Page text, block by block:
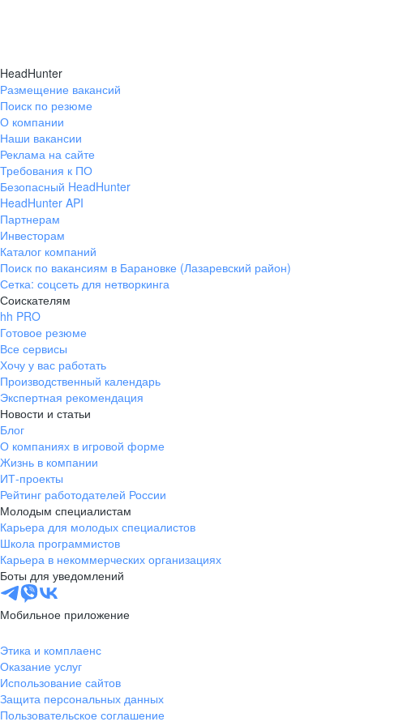
HeadHunter
Размещение вакансий
Поиск по резюме
О компании
Наши вакансии
Реклама на сайте
Требования к ПО
Безопасный HeadHunter
HeadHunter API
Партнерам
Инвесторам
Каталог компаний
Поиск по вакансиям в Барановке (Лазаревский район)
Сетка: соцсеть для нетворкинга
Соискателям
hh PRO
Готовое резюме
Все сервисы
Хочу у вас работать
Производственный календарь
Экспертная рекомендация
Новости и статьи
Блог
О компаниях в игровой форме
Жизнь в компании
ИТ-проекты
Рейтинг работодателей России
Молодым специалистам
Карьера для молодых специалистов
Школа программистов
Карьера в некоммерческих организациях
Боты для уведомлений
Мобильное приложение
Этика и комплаенс
Оказание услуг
Использование сайтов
Защита персональных данных
Пользовательское соглашение